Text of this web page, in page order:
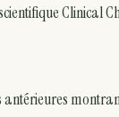
Clinical
antérieures